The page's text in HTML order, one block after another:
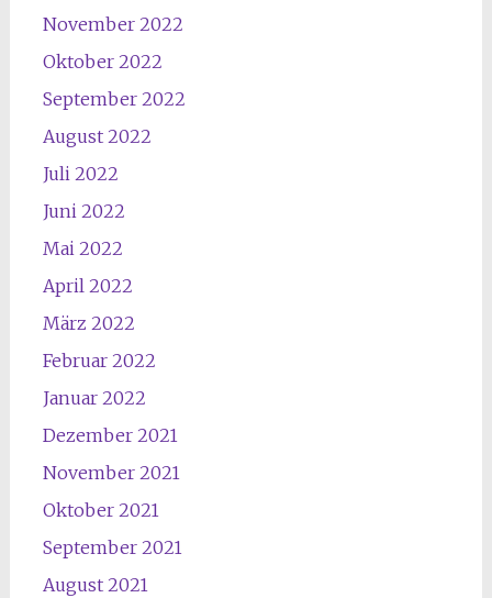
November 2022
Oktober 2022
September 2022
August 2022
Juli 2022
Juni 2022
Mai 2022
April 2022
März 2022
Februar 2022
Januar 2022
Dezember 2021
November 2021
Oktober 2021
September 2021
August 2021